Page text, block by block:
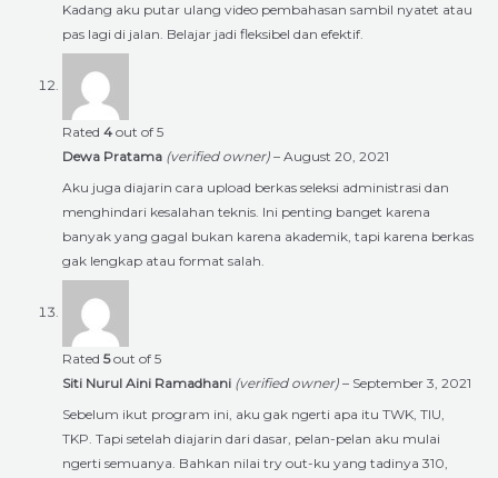
Kadang aku putar ulang video pembahasan sambil nyatet atau
pas lagi di jalan. Belajar jadi fleksibel dan efektif.
Rated 4 out of 5
Dewa Pratama (verified owner) – August 20, 2021
Aku juga diajarin cara upload berkas seleksi administrasi dan
menghindari kesalahan teknis. Ini penting banget karena
banyak yang gagal bukan karena akademik, tapi karena berkas
gak lengkap atau format salah.
Rated 5out of 5
Siti Nurul Aini Ramadhani (verified owner) – September 3, 2021
Sebelum ikut program ini, aku gak ngerti apa itu TWK, TIU,
TKP. Tapi setelah diajarin dari dasar, pelan-pelan aku mulai
ngerti semuanya. Bahkan nilai try out-ku yang tadinya 310,